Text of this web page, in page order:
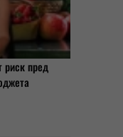
риск пред